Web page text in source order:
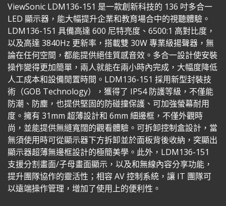
ViewSonic LDM136-151 是一款創新科技的 136 吋多合一
LED 顯示器，能大幅提升企業和教育場合中的視聽體驗。
LDM136-151 具備高達 600 尼特亮度、6500:1 高對比度，
以及高達 3840Hz 更新率，搭載雙 30W 專業級揚聲器，無
論在任何空間，都能提供絕佳質感音效。多合一設計使安裝
操作變得更加簡單，兩人就能在兩小時內完成，大幅度降低
人工成本和設備閒置時間。LDM136-151 採用新型封裝技
術（GOB Technology），獲得了 IP54 防護等級，不僅能
防潮、防塵，也提供堅固的防碰撞保護、可加強螢幕耐用
度。擁有 31mm 超薄設計和 6mm 細邊框，不僅外觀時
尚，並能提供無縫寬闊的觀看體驗。可拆卸控制盒設計，當
無須使用時可從顯示器下方拆卸並於面板背後收納，突顯出
顯示器超薄無邊框設計的極簡美學。此外，LDM136-151
支援分割畫面/子母畫面顯示，以及和無線內容分享功能，
提升團隊協作的靈活性；相容 AV 控制系統，讓 IT 團隊可
以遠端操作管理，增加了使用上的便利性。